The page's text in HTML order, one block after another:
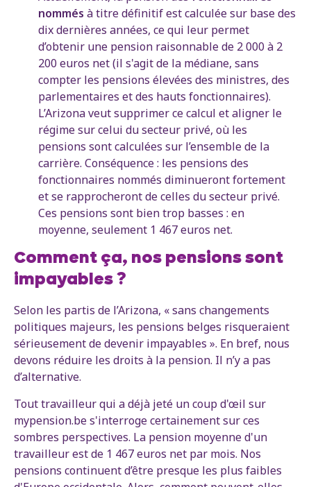
nommés à titre définitif est calculée sur base des
dix dernières années, ce qui leur permet
d’obtenir une pension raisonnable de 2 000 à 2
200 euros net (il s'agit de la médiane, sans
compter les pensions élevées des ministres, des
parlementaires et des hauts fonctionnaires).
L’Arizona veut supprimer ce calcul et aligner le
régime sur celui du secteur privé, où les
pensions sont calculées sur l’ensemble de la
carrière. Conséquence : les pensions des
fonctionnaires nommés diminueront fortement
et se rapprocheront de celles du secteur privé.
Ces pensions sont bien trop basses : en
moyenne, seulement 1 467 euros net.
Comment ça, nos pensions sont
impayables ?
Selon les partis de l’Arizona, « sans changements
politiques majeurs, les pensions belges risqueraient
sérieusement de devenir impayables ». En bref, nous
devons réduire les droits à la pension. Il n’y a pas
d’alternative.
Tout travailleur qui a déjà jeté un coup d'œil sur
mypension.be s'interroge certainement sur ces
sombres perspectives. La pension moyenne d'un
travailleur est de 1 467 euros net par mois. Nos
pensions continuent d’être presque les plus faibles